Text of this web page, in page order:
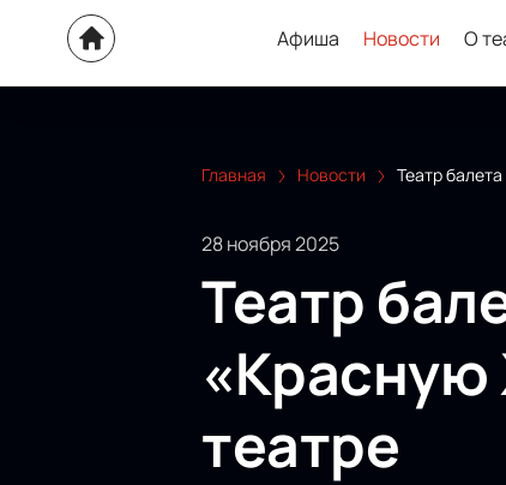
Афиша Новости О
Главная Новости Театр
28 ноября 2025
Театр
«Красную
театре